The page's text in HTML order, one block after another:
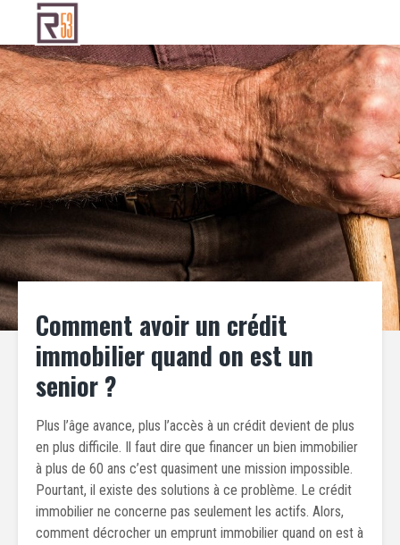
Comment avoir un crédit
immobilier quand on est un
senior ?
Plus l’âge avance, plus l’accès à un crédit devient de plus
en plus difficile. Il faut dire que financer un bien immobilier
à plus de 60 ans c’est quasiment une mission impossible.
Pourtant, il existe des solutions à ce problème. Le crédit
immobilier ne concerne pas seulement les actifs. Alors,
comment décrocher un emprunt immobilier quand on est à